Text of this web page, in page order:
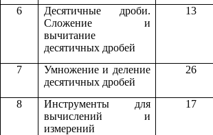
6
Десятичные дроби.
Сложение и
вычитание
десятичных дробей
13
7
Умножение и деление
десятичных дробей
26
8
Инструменты для
вычислений и
измерений
17